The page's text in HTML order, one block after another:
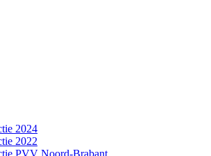
2024
2022
PVV Noord-Brabant